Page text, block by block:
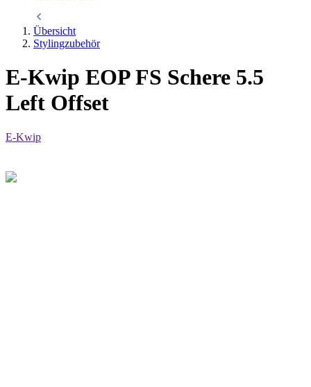
Übersicht
Stylingzubehör
E-Kwip EOP FS Schere 5.5
Left Offset
E-Kwip